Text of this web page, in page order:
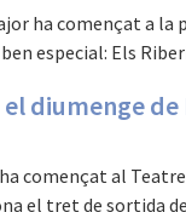
ha començat a la
especial: Els
diumenge de
començat al
el tret de sortida